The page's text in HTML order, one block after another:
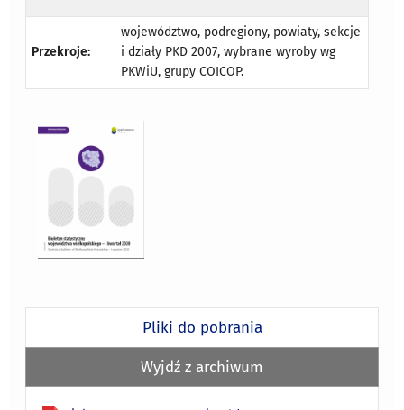
Przekroje:
województwo, podregiony, powiaty, sekcje
i działy PKD 2007, wybrane wyroby wg
PKWiU, grupy COICOP.
Pliki do pobrania
Wyjdź z archiwum